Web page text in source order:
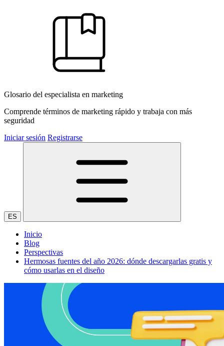
Glosario del especialista en marketing
Comprende términos de marketing rápido y trabaja con más
seguridad
Iniciar sesión Registrarse
ES
Inicio
Blog
Perspectivas
Hermosas fuentes del año 2026: dónde descargarlas gratis y
cómo usarlas en el diseño